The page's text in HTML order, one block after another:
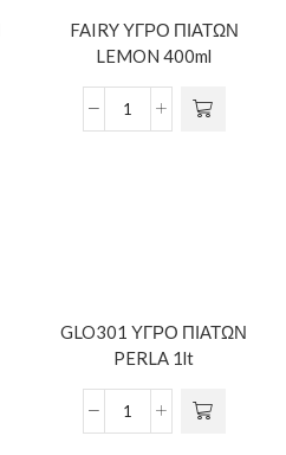
FAIRY ΥΓΡΟ ΠΙΑΤΩΝ
LEMON 400ml
GLO301 ΥΓΡΟ ΠΙΑΤΩΝ
PERLA 1lt